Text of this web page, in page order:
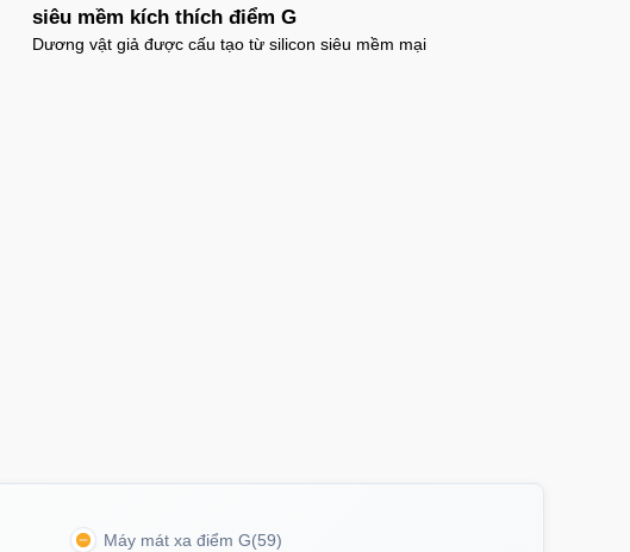
Ốp lưng iPhone 16 Pro TPU Space trong suốt
tối giản
siêu mềm kích thích điểm G
Dương vật giả được cấu tạo từ silicon siêu mềm mại
Máy mát xa điểm G(59)